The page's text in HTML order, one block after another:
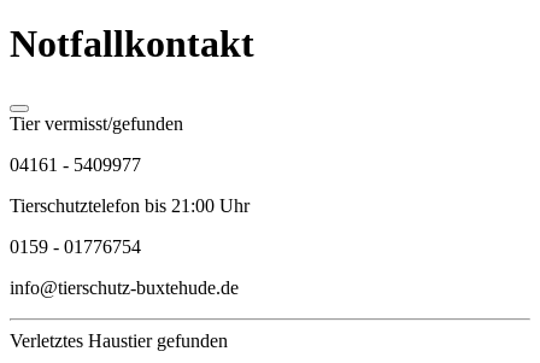
Notfallkontakt
Tier vermisst/gefunden
04161 - 5409977
Tierschutztelefon bis 21:00 Uhr
0159 - 01776754
info@tierschutz-buxtehude.de
Verletztes Haustier gefunden